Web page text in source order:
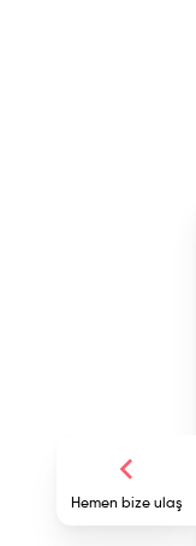
Hemen bize ulaş